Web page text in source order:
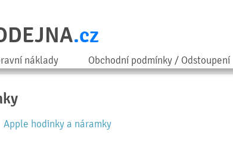
.cz
náklady Obchodní podmínky / Odstoupení
Apple hodinky a náramky